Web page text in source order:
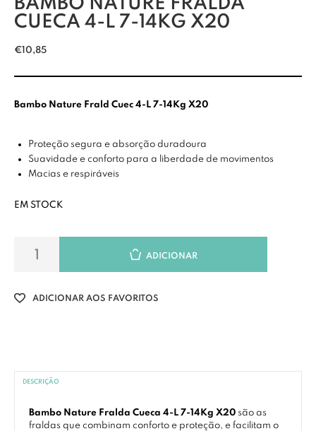
BAMBO NATURE FRALDA
CUECA 4-L 7-14KG X20
€10,85
Bambo Nature Frald Cuec 4-L 7-14Kg X20
Proteção segura e absorção duradoura
Suavidade e conforto para a liberdade de movimentos
Macias e respiráveis
EM STOCK
ADICIONAR
ADICIONAR AOS FAVORITOS
DESCRIÇÃO
Bambo Nature Fralda Cueca 4-L 7-14Kg X20 são as
fraldas que combinam conforto e proteção, e facilitam o